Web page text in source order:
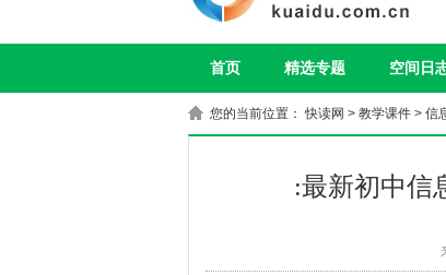
首页 精选专题 空间日
您的当前位置：快读网 > 教学课件 > 信
:最新初中信